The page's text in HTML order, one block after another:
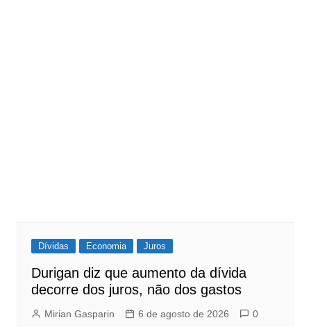
Dívidas Economia Juros
Durigan diz que aumento da dívida
decorre dos juros, não dos gastos
Mirian Gasparin 6 de agosto de 2026 0